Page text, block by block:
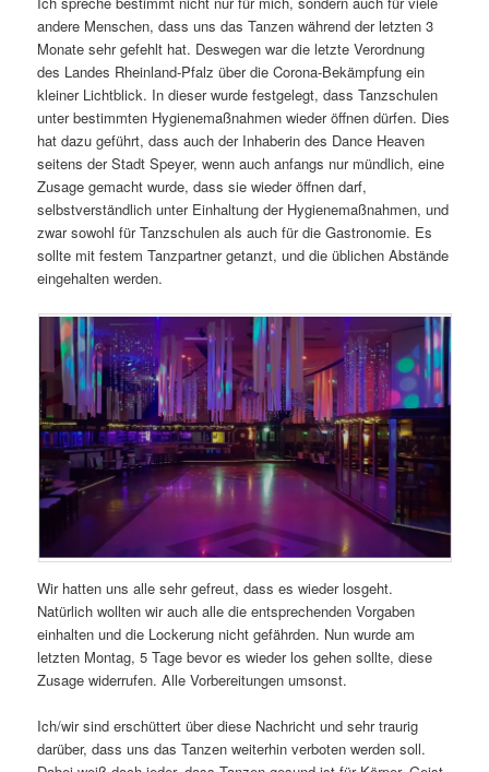
andere Menschen, dass uns das Tanzen während der letzten 3
Monate sehr gefehlt hat. Deswegen war die letzte Verordnung
des Landes Rheinland-Pfalz über die Corona-Bekämpfung ein
kleiner Lichtblick. In dieser wurde festgelegt, dass Tanzschulen
unter bestimmten Hygienemaßnahmen wieder öffnen dürfen. Dies
hat dazu geführt, dass auch der Inhaberin des Dance Heaven
seitens der Stadt Speyer, wenn auch anfangs nur mündlich, eine
Zusage gemacht wurde, dass sie wieder öffnen darf,
selbstverständlich unter Einhaltung der Hygienemaßnahmen, und
zwar sowohl für Tanzschulen als auch für die Gastronomie. Es
sollte mit festem Tanzpartner getanzt, und die üblichen Abstände
eingehalten werden.
Wir hatten uns alle sehr gefreut, dass es wieder losgeht.
Natürlich wollten wir auch alle die entsprechenden Vorgaben
einhalten und die Lockerung nicht gefährden. Nun wurde am
letzten Montag, 5 Tage bevor es wieder los gehen sollte, diese
Zusage widerrufen. Alle Vorbereitungen umsonst.
Ich/wir sind erschüttert über diese Nachricht und sehr traurig
darüber, dass uns das Tanzen weiterhin verboten werden soll.